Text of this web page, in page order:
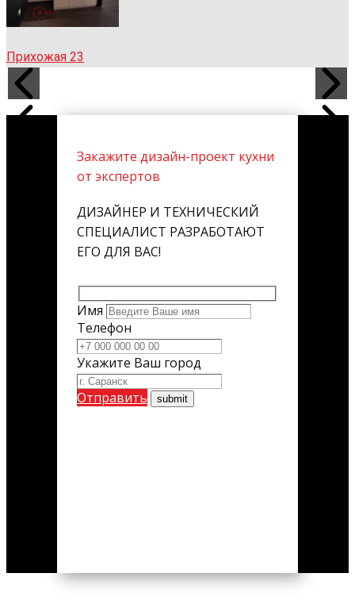
Прихожая 23
Закажите дизайн-проект кухни
от экспертов
ДИЗАЙНЕР И ТЕХНИЧЕСКИЙ
СПЕЦИАЛИСТ РАЗРАБОТАЮТ
ЕГО ДЛЯ ВАС!
Имя
Телефон
Укажите Ваш город
Отправить